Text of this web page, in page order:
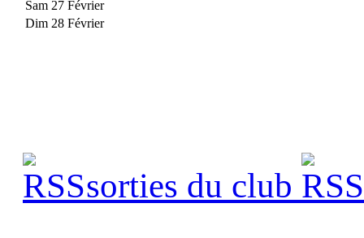
Sam 27 Février
Dim 28 Février
sorties du club